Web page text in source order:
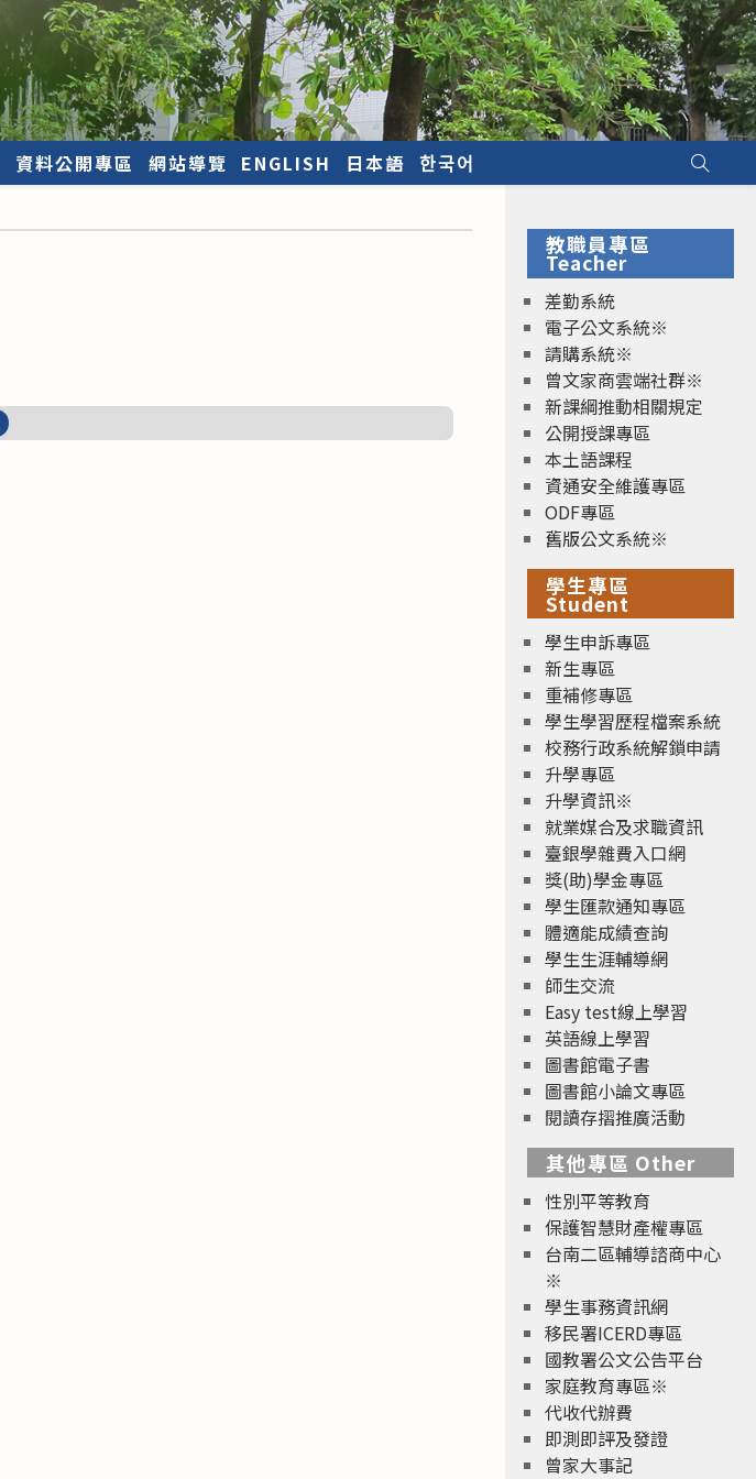
資料公開專區 網站導覽 ENGLISH 日本語 한국어
教職員專區
Teacher
差勤系統
電子公文系統※
請購系統※
曾文家商雲端社群※
新課綱推動相關規定
公開授課專區
本土語課程
資通安全維護專區
ODF專區
舊版公文系統※
學生專區
Student
學生申訴專區
新生專區
重補修專區
學生學習歷程檔案系統
校務行政系統解鎖申請
升學專區
升學資訊※
就業媒合及求職資訊
臺銀學雜費入口網
獎(助)學金專區
學生匯款通知專區
體適能成績查詢
學生生涯輔導網
師生交流
Easy test線上學習
英語線上學習
圖書館電子書
圖書館小論文專區
閱讀存摺推廣活動
其他專區 Other
性別平等教育
保護智慧財產權專區
台南二區輔導諮商中心
※
學生事務資訊網
移民署ICERD專區
國教署公文公告平台
家庭教育專區※
代收代辦費
即測即評及發證
曾家大事記